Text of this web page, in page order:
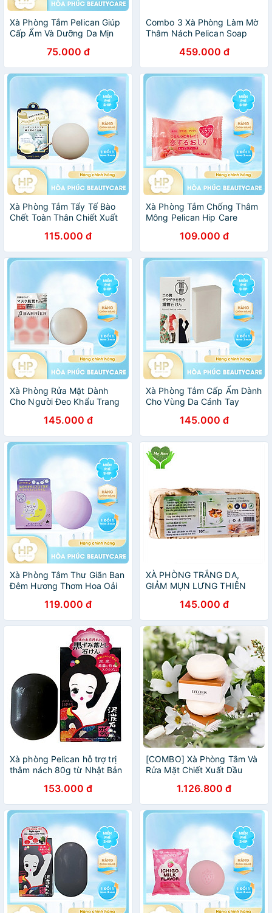
Xà Phòng Tắm Pelican Giúp
Cấp Ẩm Và Dưỡng Da Mịn
Acid Soap75.000 đ
Combo 3 Xà Phòng Làm Mờ
Thâm Nách Pelican Soap
Kích Ứng459.000 đ
Xà Phòng Tắm Tẩy Tế Bào
Chết Toàn Thân Chiết Xuất
115.000 đ
Xà Phòng Tắm Chống Thâm
Mông Pelican Hip Care
Chết (80G)109.000 đ
Xà Phòng Rửa Mặt Dành
Cho Người Đeo Khẩu Trang
145.000 đ
Xà Phòng Tắm Cấp Ẩm Dành
Cho Vùng Da Cánh Tay
Soap 135g145.000 đ
Xà Phòng Tắm Thư Giãn Ban
Đêm Hương Thơm Hoa Oải
Night Aroma Soap 100 G
119.000 đ
XÀ PHÒNG TRẮNG DA,
GIẢM MỤN LƯNG THIÊN
da, Ngừa mụn lưng, sạch cơ
thể
145.000 đ
Xà phòng Pelican hỗ trợ trị
thâm nách 80g từ Nhật Bản
153.000 đ
[COMBO] Xà Phòng Tắm Và
Rửa Mặt Chiết Xuất Dầu
Ẩm Hevony Horse Oil Soap
1.126.800 đ